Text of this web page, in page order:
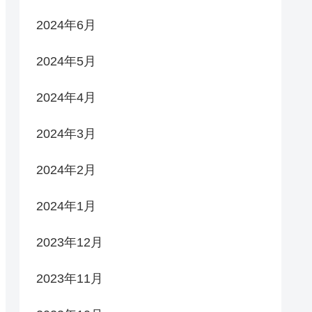
2024年6月
2024年5月
2024年4月
2024年3月
2024年2月
2024年1月
2023年12月
2023年11月